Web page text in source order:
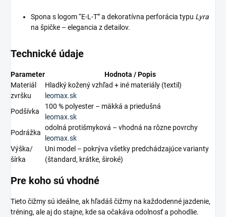
Spona s logom “E-L-T” a dekoratívna perforácia typu Lyra
na špičke – elegancia z detailov.
Technické údaje
Parameter
Hodnota / Popis
Materiál
zvršku
Hladký kožený vzhľad + iné materiály (textil)
leomax.sk
Podšívka
100 % polyester – mäkká a priedušná
leomax.sk
Podrážka
odolná protišmyková – vhodná na rôzne povrchy
leomax.sk
Výška/
šírka
Uni model – pokrýva všetky predchádzajúce varianty
(štandard, krátke, široké)
Pre koho sú vhodné
Tieto čižmy sú ideálne, ak hľadáš čižmy na každodenné jazdenie,
tréning, ale aj do stajne, kde sa očakáva odolnosť a pohodlie.